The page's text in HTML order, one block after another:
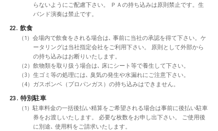
らないようにご配慮下さい。 ＰＡの持ち込みは原則禁止です。生
バンド演奏は禁止です。
22. 飲食
（1）会場内で飲食をされる場合は､ 事前に当社の承認を得て下さい。ケ
ータリングは当社指定会社をご利用下さい。 原則として外部から
の持ち込みはお断りいたします。
（2）飲物類を取り扱う場合は､ 床にシート等で養生して下さい。
（3）生ゴミ等の処理には､ 臭気の発生や水漏れにご注意下さい。
（4）ガスボンベ（プロパンガス）の持ち込みはできません。
23. 特別駐車
（1）駐車料金の一括後払い精算をご希望される場合は事前に後払い駐車
券をお渡しいたします。 必要な枚数をお申し出下さい。 ご使用後
に別途､ 使用料をご請求いたします。